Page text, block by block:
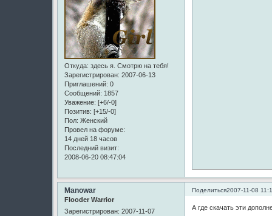
Откуда: здесь я. Смотрю на тебя!
Зарегистрирован: 2007-06-13
Приглашений: 0
Сообщений: 1857
Уважение: [+6/-0]
Позитив: [+15/-0]
Пол: Женский
Провел на форуме:
14 дней 18 часов
Последний визит:
2008-06-20 08:47:04
Поделиться2007-11-08
Manowar
Flooder Warrior
Зарегистрирован: 2007-11-07
А где скачать эти